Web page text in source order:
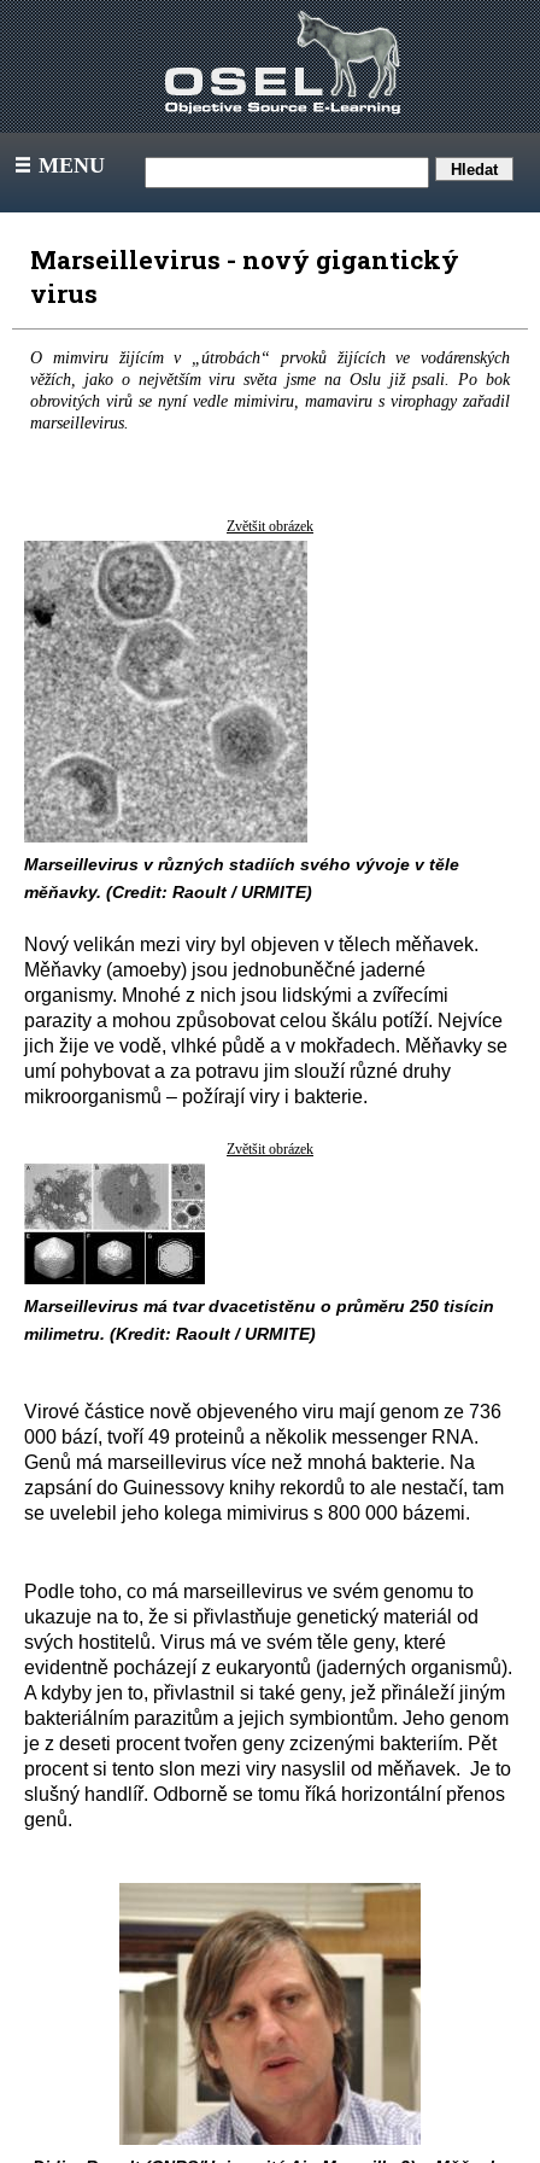
III MENU
Marseillevirus - nový gigantický
virus
O mimviru žijícím v „útrobách“ prvoků žijících ve vodárenských
věžích, jako o největším viru světa jsme na Oslu již psali. Po bok
obrovitých virů se nyní vedle mimiviru, mamaviru s virophagy zařadil
marseillevirus.
Zvětšit obrázek
Marseillevirus v různých stadiích svého vývoje v těle
měňavky. (Credit: Raoult / URMITE)
Nový velikán mezi viry byl objeven v tělech měňavek.
Měňavky (amoeby) jsou jednobuněčné jaderné
organismy. Mnohé z nich jsou lidskými a zvířecími
parazity a mohou způsobovat celou škálu potíží. Nejvíce
jich žije ve vodě, vlhké půdě a v mokřadech. Měňavky se
umí pohybovat a za potravu jim slouží různé druhy
mikroorganismů – požírají viry i bakterie.
Zvětšit obrázek
Marseillevirus má tvar dvacetistěnu o průměru 250 tisícin
milimetru. (Kredit: Raoult / URMITE)
Virové částice nově objeveného viru mají genom ze 736
000 bází, tvoří 49 proteinů a několik messenger RNA.
Genů má marseillevirus více než mnohá bakterie. Na
zapsání do Guinessovy knihy rekordů to ale nestačí, tam
se uvelebil jeho kolega mimivirus s 800 000 bázemi.
Podle toho, co má marseillevirus ve svém genomu to
ukazuje na to, že si přivlastňuje genetický materiál od
svých hostitelů. Virus má ve svém těle geny, které
evidentně pocházejí z eukaryontů (jaderných organismů).
A kdyby jen to, přivlastnil si také geny, jež přináleží jiným
bakteriálním parazitům a jejich symbiontům. Jeho genom
je z deseti procent tvořen geny zcizenými bakteriím. Pět
procent si tento slon mezi viry nasyslil od měňavek. Je to
slušný handlíř. Odborně se tomu říká horizontální přenos
genů.